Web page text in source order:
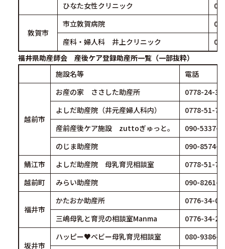
ひなた女性クリニック
敦賀市
市立敦賀病院
産科・婦人科 井上クリニック
福井県助産師会 産後ケア登録助産所一覧（一部抜粋）
施設名等
電話
越前市
お産の家 ささした助産所
0778-24-
よしだ助産院（井元産婦人科内）
0778-51-
産前産後ケア施設 zuttoぎゅっと。
090-5337-
のじま助産院
090-8574-
鯖江市
よしだ助産院 母乳育児相談室
0778-51-
越前町
みらい助産院 090-8261-
福井市
かたおか助産所
0776-34-
三嶋母乳と育児の相談室Manma
0776-34-
坂井市
ハッピー♥ベビー母乳育児相談室
080-9386-